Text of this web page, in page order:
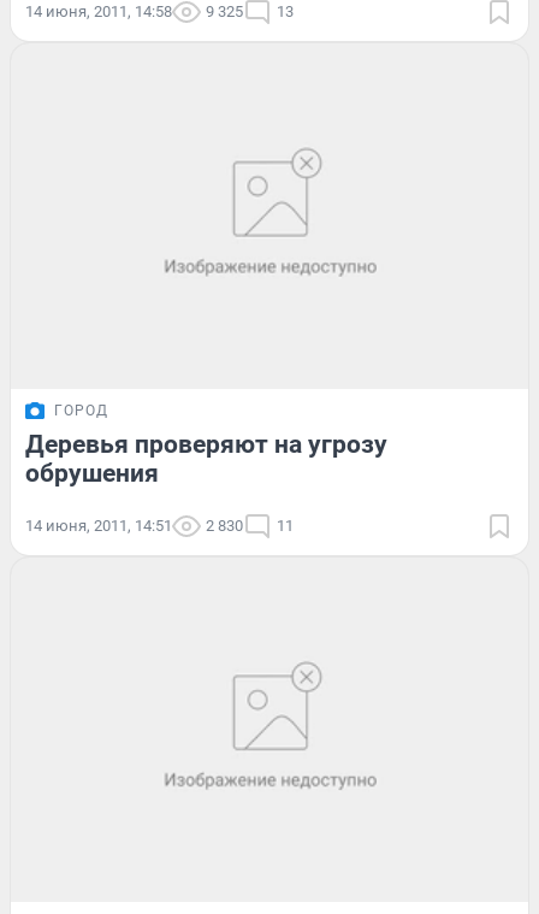
14 июня, 2011, 14:58 9 325 13
ГОРОД
Деревья проверяют на угрозу
обрушения
14 июня, 2011, 14:51 2 830 11